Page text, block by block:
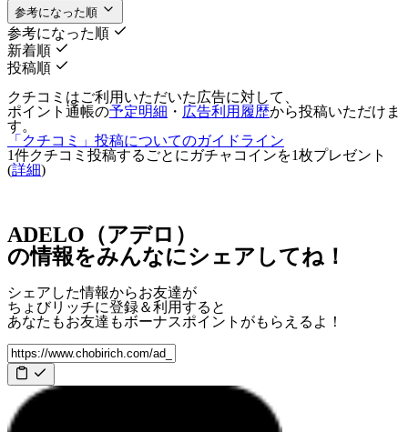
参考になった順
参考になった順
新着順
投稿順
クチコミはご利用いただいた広告に対して、
ポイント通帳の予定明細 ・ 広告利用履歴から投稿いただけま
す。
「クチコミ」投稿についてのガイドライン
1件クチコミ投稿するごとに ガチャコインを1枚プレゼント
(詳細)
ADELO（アデロ）
の情報をみんなにシェアしてね！
シェアした情報からお友達が
ちょびリッチに登録＆利用すると
あなたもお友達もボーナスポイント がもらえるよ！